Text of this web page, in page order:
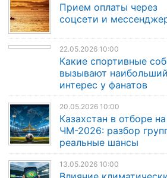
Прием оплаты через
соцсети и
22.05.2026 10:00
Какие спортивные
вызывают наибольший
интерес у фанатов
20.05.2026 10:00
Казахстан в отборе на
ЧМ-2026: разбор
реальные шансы
13.05.2026 10:00